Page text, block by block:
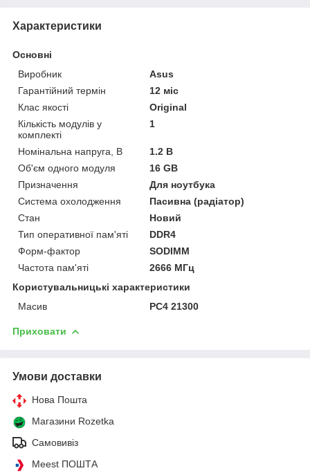
Характеристики
Основні
Виробник
Asus
Гарантійний термін
12 міс
Клас якості
Original
Кількість модулів у
комплекті
1
Номінальна напруга, В
1.2 В
Об'єм одного модуля
16 GB
Призначення
Для ноутбука
Система охолодження
Пасивна (радіатор)
Стан
Новий
Тип оперативної пам'яті
DDR4
Форм-фактор
SODIMM
Частота пам'яті
2666 МГц
Користувальницькі характеристики
Масив
PC4 21300
Приховати
Умови доставки
Нова Пошта
Магазини Rozetka
Самовивіз
Meest ПОШТА